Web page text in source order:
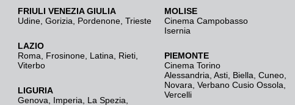
FRIULI VENEZIA GIULIA
Udine Gorizia Pordenone Trieste
LAZIO
Roma
Frosinone Latina Rieti
Viterbo
LIGURIA
Genova
Imperia La Spezia
MOLISE
Cinema Campobasso
Isernia
PIEMONTE
Cinema Torino
Alessandria Asti Biella Cuneo
Novara Verbano Cusio Ossola
Vercelli